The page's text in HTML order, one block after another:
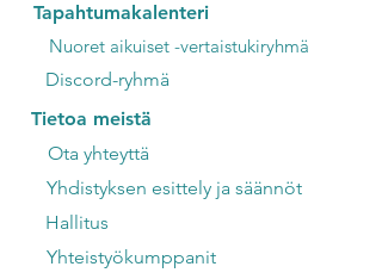
Tapahtumakalenteri
Nuoret aikuiset -vertaistukiryhmä
Discord-ryhmä
Tietoa meistä
Ota yhteyttä
Yhdistyksen esittely ja säännöt
Hallitus
Yhteistyökumppanit